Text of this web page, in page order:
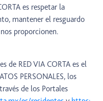
es respetar la
mantener el resguardo
proporcionen.
de RED VIA CORTA es el
PERSONALES, los
de los Portales